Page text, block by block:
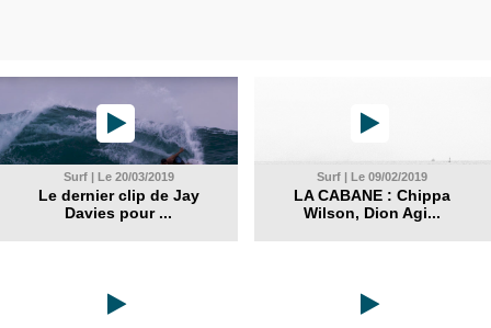
Surf | Le 20/03/2019
Le dernier clip de Jay
Davies pour ...
Surf | Le 09/02/2019
LA CABANE : Chippa
Wilson, Dion Agi...